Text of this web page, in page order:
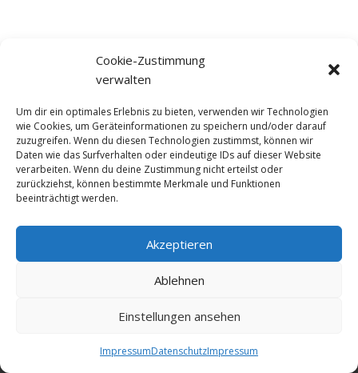
Cookie-Zustimmung
verwalten
Um dir ein optimales Erlebnis zu bieten, verwenden wir Technologien
wie Cookies, um Geräteinformationen zu speichern und/oder darauf
zuzugreifen. Wenn du diesen Technologien zustimmst, können wir
Daten wie das Surfverhalten oder eindeutige IDs auf dieser Website
verarbeiten. Wenn du deine Zustimmung nicht erteilst oder
zurückziehst, können bestimmte Merkmale und Funktionen
beeinträchtigt werden.
Akzeptieren
Ablehnen
Einstellungen ansehen
ImpressumDatenschutzImpressum
© NewDEF 2026
Kontakt
Impressum
Datenschutz